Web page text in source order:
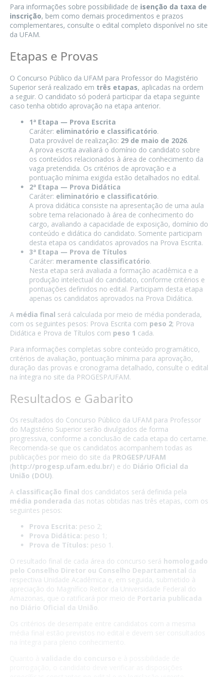
Para informações sobre possibilidade de isenção da taxa de
inscrição, bem como demais procedimentos e prazos
complementares, consulte o edital completo disponível no site
da UFAM.
Etapas e Provas
O Concurso Público da UFAM para Professor do Magistério
Superior será realizado em três etapas, aplicadas na ordem
a seguir. O candidato só poderá participar da etapa seguinte
caso tenha obtido aprovação na etapa anterior.
1ª Etapa — Prova Escrita
Caráter: eliminatório e classificatório.
Data provável de realização: 29 de maio de 2026.
A prova escrita avaliará o domínio do candidato sobre
os conteúdos relacionados à área de conhecimento da
vaga pretendida. Os critérios de aprovação e a
pontuação mínima exigida estão detalhados no edital.
2ª Etapa — Prova Didática
Caráter: eliminatório e classificatório.
A prova didática consiste na apresentação de uma aula
sobre tema relacionado à área de conhecimento do
cargo, avaliando a capacidade de exposição, domínio do
conteúdo e didática do candidato. Somente participam
desta etapa os candidatos aprovados na Prova Escrita.
3ª Etapa — Prova de Títulos
Caráter: meramente classificatório.
Nesta etapa será avaliada a formação acadêmica e a
produção intelectual do candidato, conforme critérios e
pontuações definidos no edital. Participam desta etapa
apenas os candidatos aprovados na Prova Didática.
A média final será calculada por meio de média ponderada,
com os seguintes pesos: Prova Escrita com peso 2; Prova
Didática e Prova de Títulos com peso 1 cada.
Para informações completas sobre conteúdo programático,
critérios de avaliação, pontuação mínima para aprovação,
duração das provas e cronograma detalhado, consulte o edital
na íntegra no site da PROGESP/UFAM.
Resultados e Gabarito
Os resultados do Concurso Público da UFAM para Professor
do Magistério Superior serão divulgados de forma
progressiva, conforme a conclusão de cada etapa do certame.
Recomenda-se que os candidatos acompanhem todas as
publicações por meio do site da PROGESP/UFAM
(http://progesp.ufam.edu.br/) e do Diário Oficial da
União (DOU).
A classificação final dos candidatos será definida pela
média ponderada das notas obtidas nas três etapas, com os
seguintes pesos:
Prova Escrita: peso 2;
Prova Didática: peso 1;
Prova de Títulos: peso 1.
O resultado final de cada área do concurso será homologado
pelo Conselho Diretor ou Conselho Departamental da
respectiva Unidade Acadêmica e, em seguida, submetido à
apreciação do Magnífico Reitor da Universidade Federal do
Amazonas, que o ratificará por meio de Portaria publicada
no Diário Oficial da União